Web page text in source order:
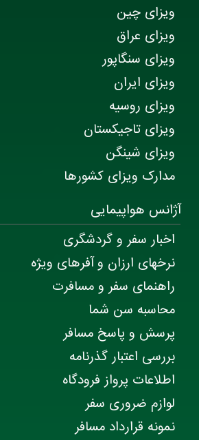
ویزای چین
ویزای عراق
ویزای سنگاپور
ویزای ایران
ویزای روسیه
ویزای تاجیکستان
ویزای شینگن
مدارک ویزای کشورها
آژانس هواپیمایی
اخبار سفر و گردشگری
نرخهای ارزان و آفرهای ویژه
راهنمای سفر و مسافرت
محاسبه سن شما
پرسش و پاسخ مسافر
بررسی اعتبار گذرنامه
اطلاعات پرواز فرودگاه
لوازم ضروری سفر
نمونه قرارداد مسافر